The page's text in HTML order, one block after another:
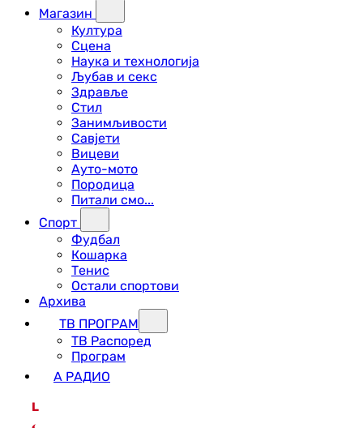
Магазин
Култура
Сцена
Наука и технологија
Љубав и секс
Здравље
Стил
Занимљивости
Савјети
Вицеви
Ауто-мото
Породица
Питали смо...
Спорт
Фудбал
Кошарка
Тенис
Остали спортови
Архива
ТВ ПРОГРАМ
ТВ Распоред
Програм
А РАДИО
L